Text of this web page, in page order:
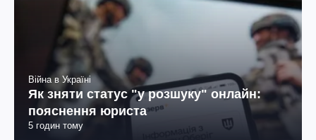
Війна в Україні
Як зняти статус "у розшуку" онлайн:
пояснення юриста
5 годин тому